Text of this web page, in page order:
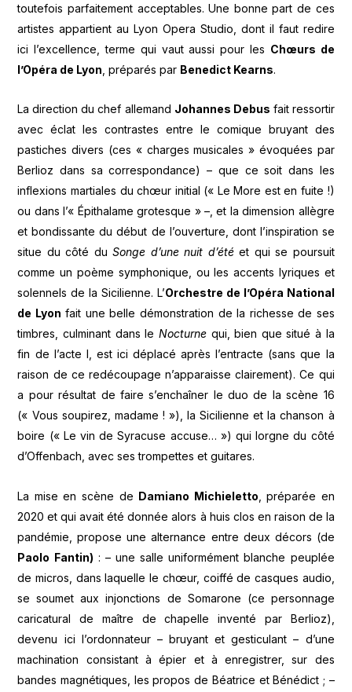
toutefois parfaitement acceptables. Une bonne part de ces
artistes appartient au Lyon Opera Studio, dont il faut redire
ici l’excellence, terme qui vaut aussi pour les Chœurs de
l’Opéra de Lyon , préparés par Benedict Kearns.
La direction du chef allemand Johannes Debus fait ressortir
avec éclat les contrastes entre le comique bruyant des
pastiches divers (ces « charges musicales » évoquées par
Berlioz dans sa correspondance) – que ce soit dans les
inflexions martiales du chœur initial (« Le More est en fuite !)
ou dans l’« Épithalame grotesque » –, et la dimension allègre
et bondissante du début de l’ouverture, dont l’inspiration se
situe du côté duSonge d’une nuit d’étéet qui se poursuit
comme un poème symphonique, ou les accents lyriques et
solennels de la Sicilienne. L’Orchestre de l’Opéra National
de Lyon fait une belle démonstration de la richesse de ses
timbres, culminant dans le Nocturnequi, bien que situé à la
fin de l’acte I, est ici déplacé après l’entracte (sans que la
raison de ce redécoupage n’apparaisse clairement). Ce qui
a pour résultat de faire s’enchaîner le duo de la scène 16
(« Vous soupirez, madame ! »), la Sicilienne et la chanson à
boire (« Le vin de Syracuse accuse… ») qui lorgne du côté
d’Offenbach, avec ses trompettes et guitares.
La mise en scène de Damiano Michieletto , préparée en
2020 et qui avait été donnée alors à huis clos en raison de la
pandémie, propose une alternance entre deux décors (de
Paolo Fantin) : – une salle uniformément blanche peuplée
de micros, dans laquelle le chœur, coiffé de casques audio,
se soumet aux injonctions de Somarone (ce personnage
caricatural de maître de chapelle inventé par Berlioz),
devenu ici l’ordonnateur – bruyant et gesticulant – d’une
machination consistant à épier et à enregistrer, sur des
bandes magnétiques, les propos de Béatrice et Bénédict ; –